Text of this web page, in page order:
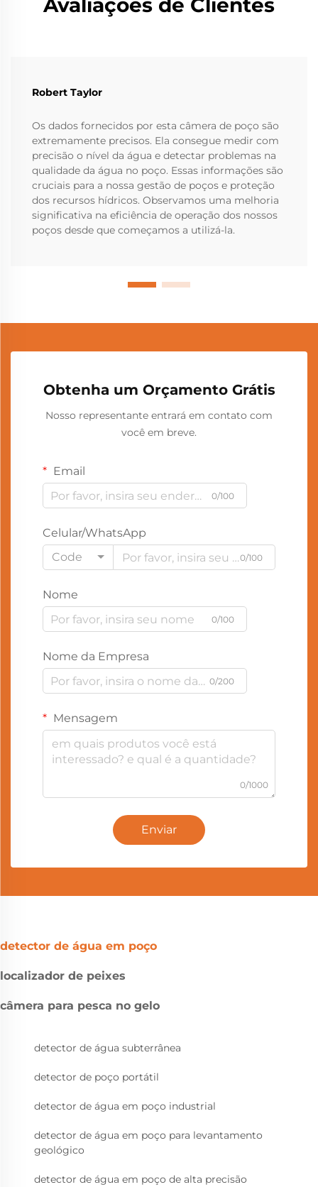
Avaliações de Clientes
Robert Taylor
Os dados fornecidos por esta câmera de poço são
extremamente precisos. Ela consegue medir com
precisão o nível da água e detectar problemas na
qualidade da água no poço. Essas informações são
cruciais para a nossa gestão de poços e proteção
dos recursos hídricos. Observamos uma melhoria
significativa na eficiência de operação dos nossos
poços desde que começamos a utilizá-la.
Obtenha um Orçamento Grátis
Nosso representante entrará em contato com
você em breve.
Email
0/100
Celular/WhatsApp
Code
0/100
Nome
0/100
Nome da Empresa
0/200
Mensagem
0/1000
Enviar
detector de água em poço
localizador de peixes
câmera para pesca no gelo
detector de água subterrânea
detector de poço portátil
detector de água em poço industrial
detector de água em poço para levantamento
geológico
detector de água em poço de alta precisão